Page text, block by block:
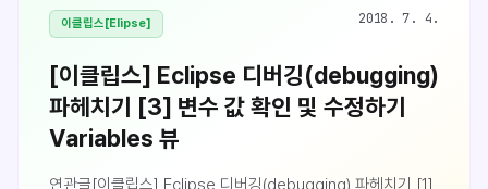
이클립스[Elipse] 2018. 7. 4.
[이클립스] Eclipse 디버깅(debugging)
파헤치기 [3] 변수 값 확인 및 수정하기
Variables 뷰
연관글[이클립스] Eclipse 디버깅(debugging) 파헤치기 [1]